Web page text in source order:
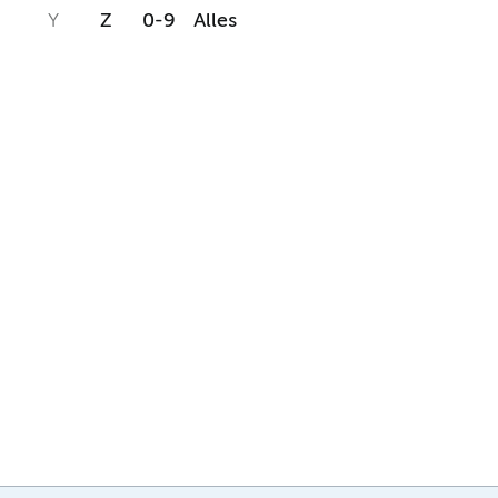
Y Z 0-9 Alles